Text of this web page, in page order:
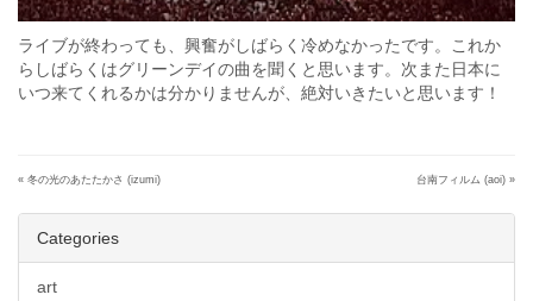
ライブが終わっても、興奮がしばらく冷めなかったです。これか
らしばらくはグリーンデイの曲を聞くと思います。次また日本に
いつ来てくれるかは分かりませんが、絶対いきたいと思います！
« 冬の光のあたたかさ (izumi) 台南フィルム (aoi) »
Categories
art